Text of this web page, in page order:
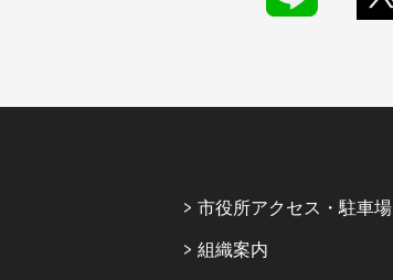
市役所アクセス・駐車場
組織案内